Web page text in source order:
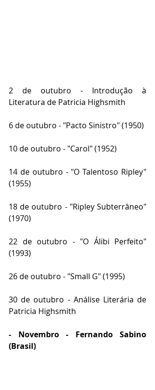
2 de outubro - Introdução à
Literatura de Patricia Highsmith
6 de outubro - "Pacto Sinistro" (1950)
10 de outubro - "Carol" (1952)
14 de outubro - "O Talentoso Ripley"
(1955)
18 de outubro - "Ripley Subterrâneo"
(1970)
22 de outubro - "O Álibi Perfeito"
(1993)
26 de outubro - "Small G" (1995)
30 de outubro - Análise Literária de
Patricia Highsmith
- Novembro - Fernando Sabino
(Brasil)